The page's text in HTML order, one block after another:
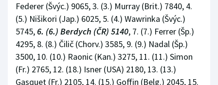
Federer (Švýc.) 9065, 3. (3.) Murray (Brit.) 7840, 4.
(5.) Nišikori (Jap.) 6025, 5. (4.) Wawrinka (Švýc.)
5745, 6. (6.) Berdych (ČR) 5140, 7. (7.) Ferrer (Šp.)
4295, 8. (8.) Čilič (Chorv.) 3585, 9. (9.) Nadal (Šp.)
3500, 10. (10.) Raonic (Kan.) 3275, 11. (11.) Simon
(Fr.) 2765, 12. (18.) Isner (USA) 2180, 13. (13.)
Gasquet (Fr.) 2105, 14. (15.) Goffin (Belg.) 2045, 15.